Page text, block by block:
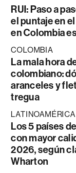
RUI: Paso a
el puntaje en
en Colombia
COLOMBIA
La mala hora
colombiano:
aranceles y
tregua
LATINOAMÉRICA
Los 5 países
con mayor
2026, según
Wharton